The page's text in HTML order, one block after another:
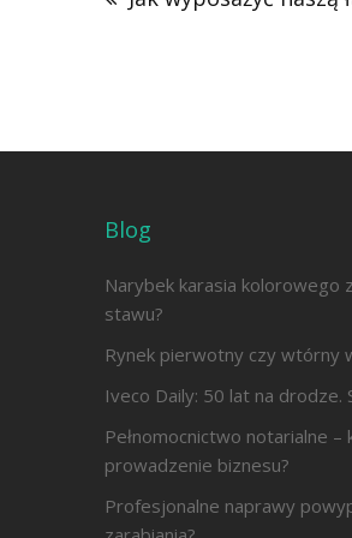
Blog
Narybek karasia kolorowego
stawu?
Rynek pierwotny czy wtórny
Iveco Daily: 50 lat na
Pełnomocnictwo notarialne
prowadzenie biznesu?
Profesjonalne naprawy